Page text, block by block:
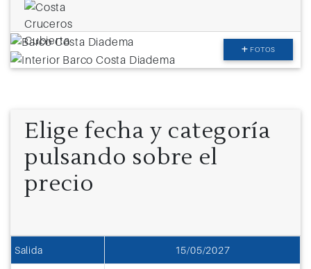
FOTOS
Elige fecha y categoría
pulsando sobre el
precio
Salida 15/05/2027